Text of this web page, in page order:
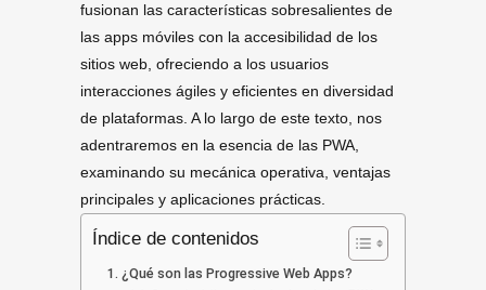
fusionan las características sobresalientes de
las apps móviles con la accesibilidad de los
sitios web, ofreciendo a los usuarios
interacciones ágiles y eficientes en diversidad
de plataformas. A lo largo de este texto, nos
adentraremos en la esencia de las PWA,
examinando su mecánica operativa, ventajas
principales y aplicaciones prácticas.
Índice de contenidos
¿Qué son las Progressive Web Apps?